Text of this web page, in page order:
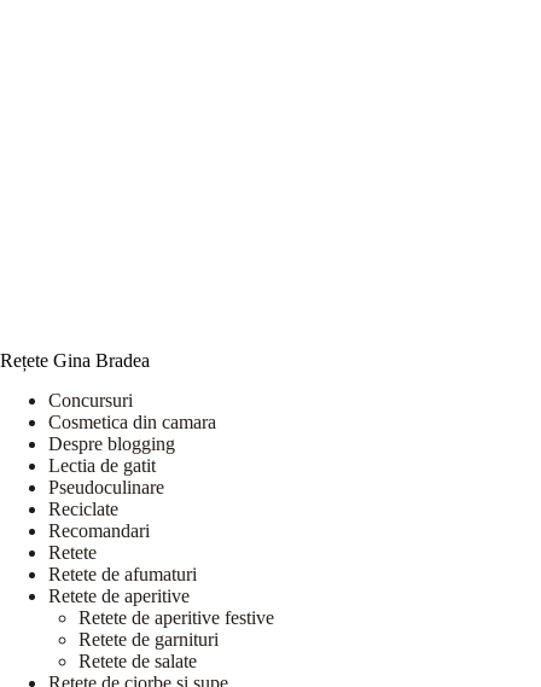
Rețete Gina Bradea
Concursuri
Cosmetica din camara
Despre blogging
Lectia de gatit
Pseudoculinare
Reciclate
Recomandari
Retete
Retete de afumaturi
Retete de aperitive
Retete de aperitive festive
Retete de garnituri
Retete de salate
Retete de ciorbe si supe